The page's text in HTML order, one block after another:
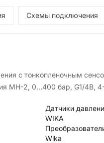
Схемы подключения
с тонкопленочным
MH-2, 0…400 бар, G1/4B,
Датчики
WIKA
Wika